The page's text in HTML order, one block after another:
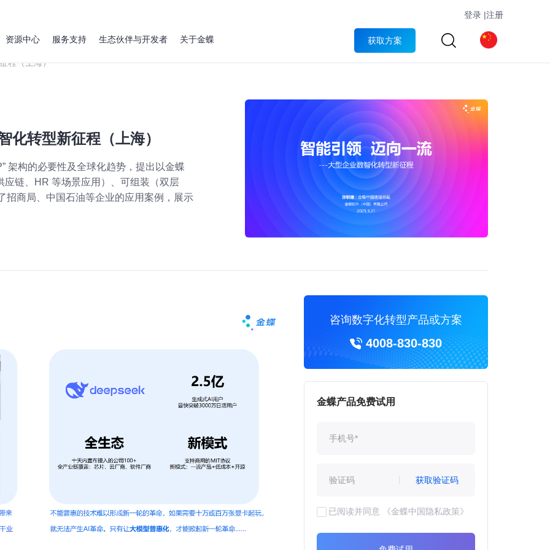
登录 |注册
资源中心 服务支持 生态伙伴与开发者 关于金蝶 获取方案
程（上海）
化转型新征程（上海）
架构的必要性及全球化趋势，提出以金蝶
链、HR 等场景应用）、可组装（双层
招商局、中国石油等企业的应用案例，展示
咨询数字化转型产品或方案
4008-830-830
金蝶产品免费试用
获取验证码
已阅读并同意 《金蝶中国隐私政策》